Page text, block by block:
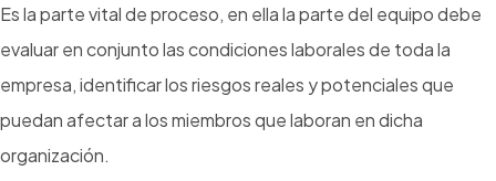
Es la parte vital de proceso, en ella la parte del equipo debe
evaluar en conjunto las condiciones laborales de toda la
empresa, identificar los riesgos reales y potenciales que
puedan afectar a los miembros que laboran en dicha
organización.